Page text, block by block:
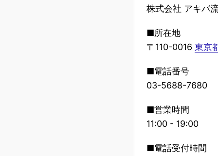
株式会社 アキバ
■所在地
〒110-0016 東京
■電話番号
03-5688-7680
■営業時間
11:00 - 19:00
■電話受付時間